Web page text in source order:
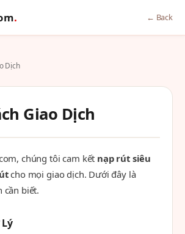
. ← Back
Dịch
Giao Dịch
chúng tôi cam kết nạp rút siêu
cho mọi giao dịch. Dưới đây là
cần biết.